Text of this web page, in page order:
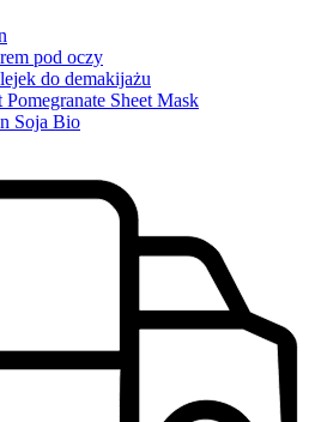
pod oczy
do demakijażu
Sheet Mask
Soja Bio